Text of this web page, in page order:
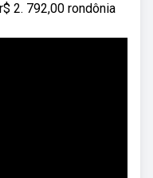
2. 792,00 rondônia